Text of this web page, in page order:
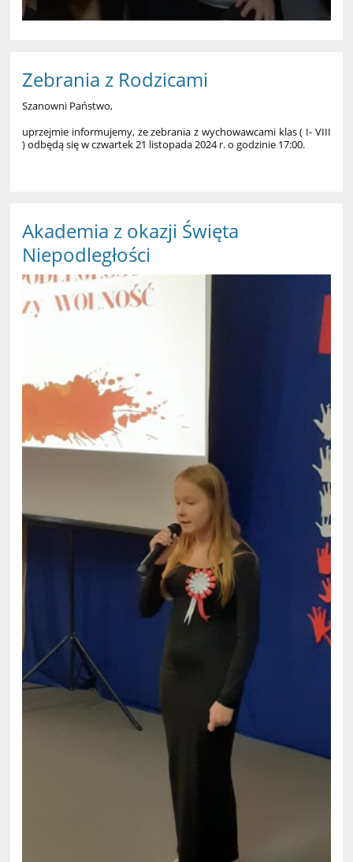
Zebrania z Rodzicami
Szanowni Państwo,
uprzejmie informujemy, że zebrania z wychowawcami klas ( I- VIII
) odbędą się w czwartek 21 listopada 2024 r. o godzinie 17:00.
Akademia z okazji Święta
Niepodległości